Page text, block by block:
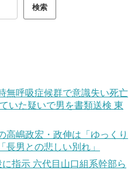
検索
無呼吸症候群で意識失い死亡
いた疑いで男を書類送検 東
高嶋政宏・政伸は「ゆっくり
男との悲しい別れ」
に指示 六代目山口組系幹部ら